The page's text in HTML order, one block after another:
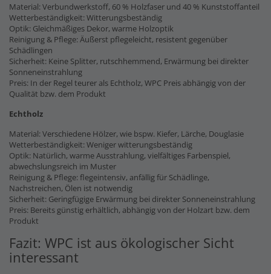
Material: Verbundwerkstoff, 60 % Holzfaser und 40 % Kunststoffanteil
Wetterbeständigkeit: Witterungsbeständig
Optik: Gleichmäßiges Dekor, warme Holzoptik
Reinigung & Pflege: Äußerst pflegeleicht, resistent gegenüber
Schädlingen
Sicherheit: Keine Splitter, rutschhemmend, Erwärmung bei direkter
Sonneneinstrahlung
Preis: In der Regel teurer als Echtholz, WPC Preis abhängig von der
Qualität bzw. dem Produkt
Echtholz
Material: Verschiedene Hölzer, wie bspw. Kiefer, Lärche, Douglasie
Wetterbeständigkeit: Weniger witterungsbeständig
Optik: Natürlich, warme Ausstrahlung, vielfältiges Farbenspiel,
abwechslungsreich im Muster
Reinigung & Pflege: flegeintensiv, anfällig für Schädlinge,
Nachstreichen, Ölen ist notwendig
Sicherheit: Geringfügige Erwärmung bei direkter Sonneneinstrahlung
Preis: Bereits günstig erhältlich, abhängig von der Holzart bzw. dem
Produkt
Fazit: WPC ist aus ökologischer Sicht
interessant